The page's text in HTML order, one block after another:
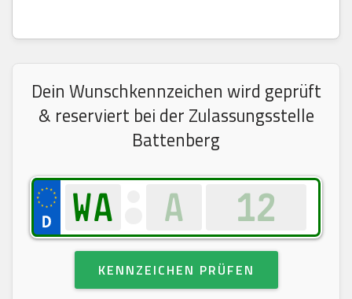
Dein Wunschkennzeichen wird geprüft
& reserviert bei der Zulassungsstelle
Battenberg
KENNZEICHEN PRÜFEN